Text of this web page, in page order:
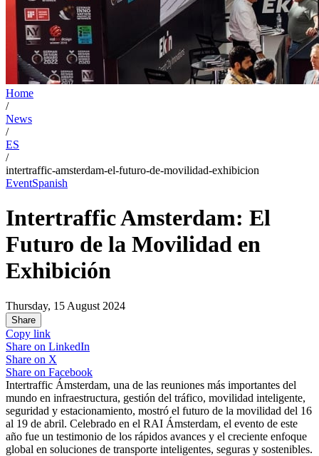
Home
/
News
/
ES
/
intertraffic-amsterdam-el-futuro-de-movilidad-exhibicion
EventSpanish
Intertraffic Amsterdam: El
Futuro de la Movilidad en
Exhibición
Thursday, 15 August 2024
Share
Copy link
Share on LinkedIn
Share on X
Share on Facebook
Intertraffic Ámsterdam, una de las reuniones más importantes del
mundo en infraestructura, gestión del tráfico, movilidad inteligente,
seguridad y estacionamiento, mostró el futuro de la movilidad del 16
al 19 de abril. Celebrado en el RAI Ámsterdam, el evento de este
año fue un testimonio de los rápidos avances y el creciente enfoque
global en soluciones de transporte inteligentes, seguras y sostenibles.